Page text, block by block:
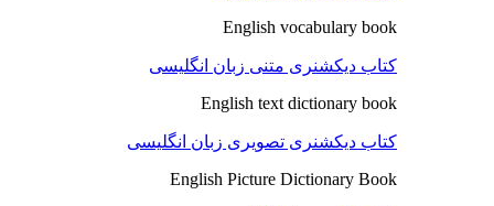
English vocabulary book
کتاب دیکشنری متنی زبان انگلیسی
English text dictionary book
کتاب دیکشنری تصویری زبان انگلیسی
English Picture Dictionary Book